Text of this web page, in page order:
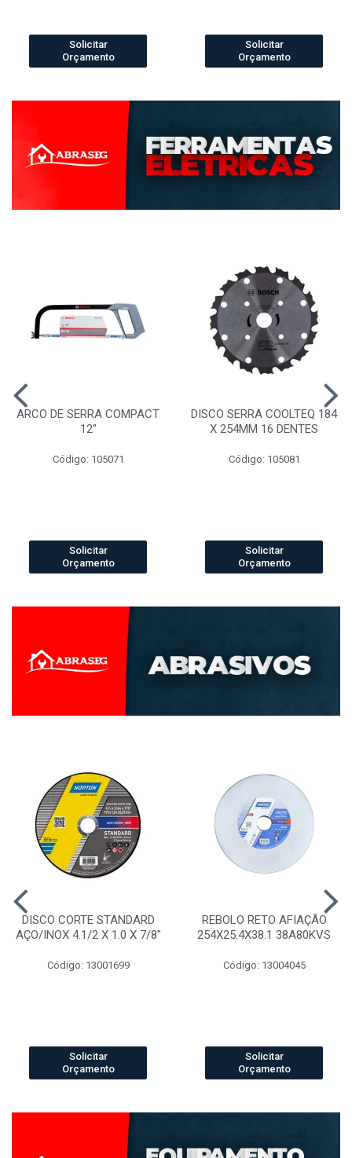
Solicitar
Orçamento
Solicitar
Orçamento
ARCO DE SERRA COMPACT
12"
Código: 105071
Solicitar
Orçamento
DISCO SERRA COOLTEQ 184
X 254MM 16 DENTES
Código: 105081
Solicitar
Orçamento
DISCO CORTE STANDARD
AÇO/INOX 4.1/2 X 1.0 X 7/8"
Código: 13001699
Solicitar
Orçamento
REBOLO RETO AFIAÇÃO
254X25.4X38.1 38A80KVS
Código: 13004045
Solicitar
Orçamento